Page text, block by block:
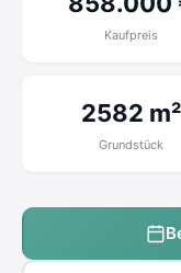
Kaufpreis
2582 m²
Grundstück